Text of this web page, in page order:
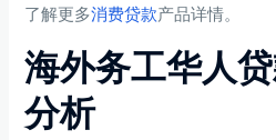
了解更多消费贷款产品详情。
海外务工华人
分析